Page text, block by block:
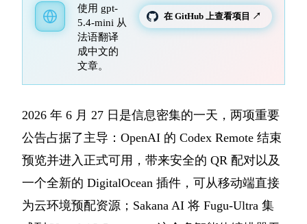
使用 gpt-
5.4-mini 从
法语翻译
成中文的
文章。
在 GitHub 上查看项目 ↗
2026 年 6 月 27 日是信息密集的一天，两项重要
公告占据了主导：OpenAI 的 Codex Remote 结束
预览并进入正式可用，带来安全的 QR 配对以及
一个全新的 DigitalOcean 插件，可从移动端直接
为云环境预配资源；Sakana AI 将 Fugu-Ultra 集